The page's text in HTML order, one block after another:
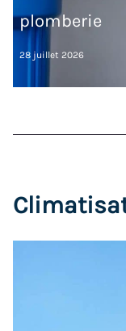
plomberie
28 juillet 2026